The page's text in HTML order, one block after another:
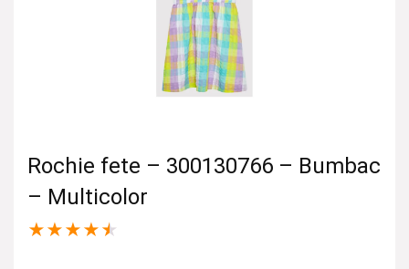
Rochie fete – 300130766 – Bumbac
– Multicolor
★★★★★